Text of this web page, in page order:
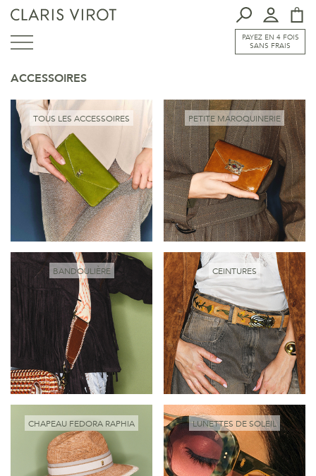
PAYEZ EN 4 FOIS
SANS FRAIS
ACCESSOIRES
TOUS LES ACCESSOIRES PETITE MAROQUINERIE
BANDOULIÈRE CEINTURES
CHAPEAU FEDORA RAPHIA LUNETTES DE SOLEIL